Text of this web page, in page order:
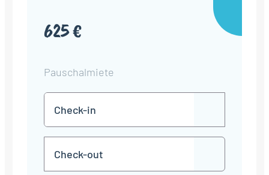
625 €
Pauschalmiete
in
TT
Punkt
MM
JJJJ
TT
Punkt